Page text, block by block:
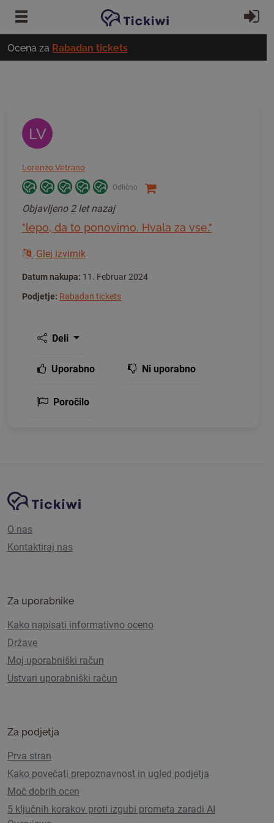
Preskoči na glavno vsebino
Ocena za Rabadan tickets
LV
Lorenzo Vetrano
Odlično
Objavljeno 2 let nazaj
"lepo, da to ponovimo. Hvala za vse."
Glej izvirnik
Datum nakupa: 11. Februar 2024
Podjetje: Rabadan tickets
Deli
Uporabno Ni uporabno
Poročilo
Navigacija spletnega mesta
Platforma Tickiwi
O nas
Kontaktiraj nas
Za uporabnike
Kako napisati informativno oceno
Države
Moj uporabniški račun
Ustvari uporabniški račun
Za podjetja
Prva stran
Kako povečati prepoznavnost in ugled podjetja
Moč dobrih ocen
5 ključnih korakov proti izgubi prometa zaradi AI